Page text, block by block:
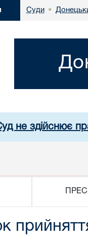
Суди •
не здійснює